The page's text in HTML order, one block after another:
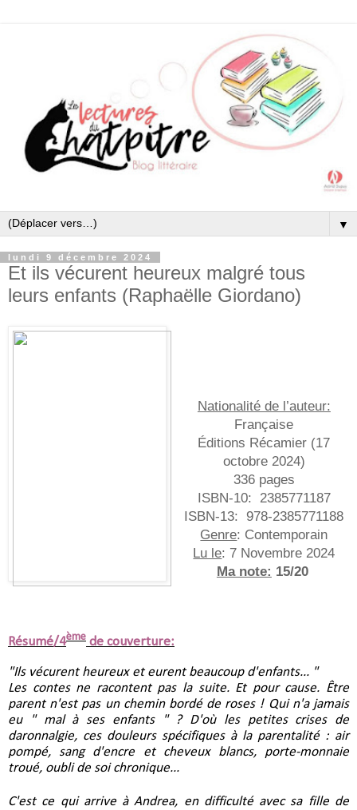
▼
lundi 9 décembre 2024
Et ils vécurent heureux malgré tous
leurs enfants (Raphaëlle Giordano)
Nationalité de l’auteur:
Française
Éditions Récamier (17
octobre 2024)
336 pages
ISBN-10: 2385771187
ISBN-13: ‎978-2385771188
Genre: Contemporain
Lu le: 7 Novembre 2024
Ma note: 15/20
Résumé/4ème de couverture:
"Ils vécurent heureux et eurent beaucoup d'enfants... "
Les contes ne racontent pas la suite. Et pour cause. Être
parent n'est pas un chemin bordé de roses ! Qui n'a jamais
eu " mal à ses enfants " ? D'où les petites crises de
daronnalgie, ces douleurs spécifiques à la parentalité : air
pompé, sang d'encre et cheveux blancs, porte-monnaie
troué, oubli de soi chronique...
C'est ce qui arrive à Andrea, en difficulté avec sa fille de